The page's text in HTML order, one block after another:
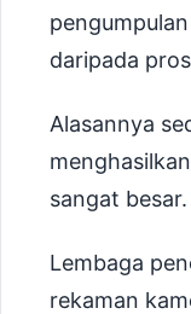
daripada
Alasannya
sangat besar.
Lembaga
rekaman